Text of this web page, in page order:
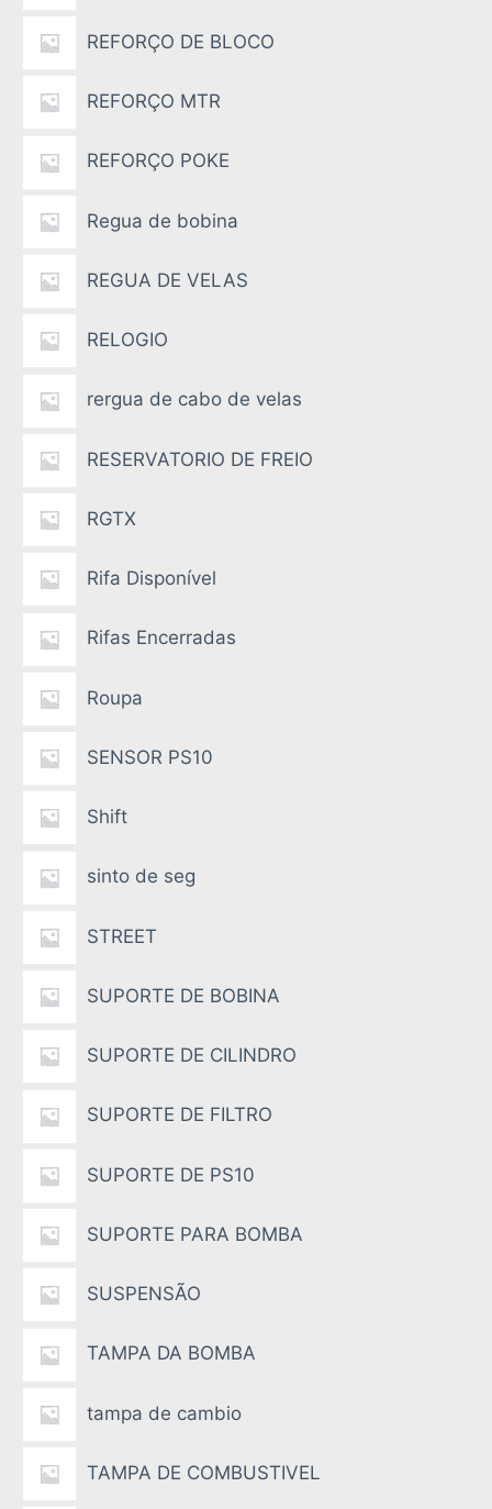
REFORÇO DE BLOCO
REFORÇO MTR
REFORÇO POKE
Regua de bobina
REGUA DE VELAS
RELOGIO
rergua de cabo de velas
RESERVATORIO DE FREIO
RGTX
Rifa Disponível
Rifas Encerradas
Roupa
SENSOR PS10
Shift
sinto de seg
STREET
SUPORTE DE BOBINA
SUPORTE DE CILINDRO
SUPORTE DE FILTRO
SUPORTE DE PS10
SUPORTE PARA BOMBA
SUSPENSÃO
TAMPA DA BOMBA
tampa de cambio
TAMPA DE COMBUSTIVEL